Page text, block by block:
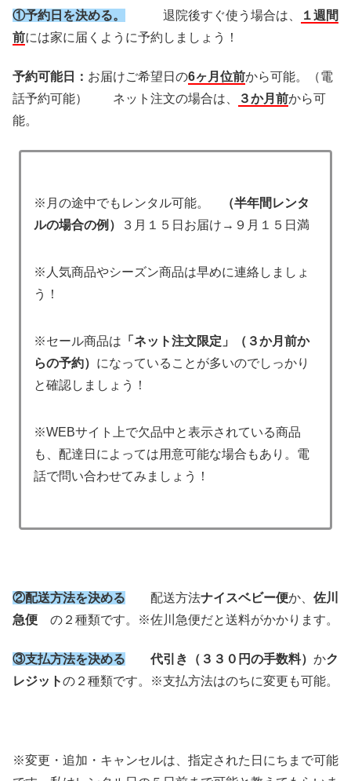
①予約日を決める。 退院後すぐ使う場合は、
１週間
前には家に届くように予約しましょう！
予約可能日： お届けご希望日の6ヶ月位前から可能。（電
話予約可能） ネット注文の場合は、
３か月前から可
能。
※月の途中でもレンタル可能。
（半年間レンタ
ルの場合の例 ） ３月１５日お届け→９月１５日満
※人気商品やシーズン商品は早めに連絡しましょ
う！
※セール商品は 「ネット注文限定」（３か月前か
らの予約） になっていることが多いのでしっかり
と確認しましょう！
※WEBサイト上で欠品中と表示されている商品
も、配達日によっては用意可能な場合もあり。電
話で問い合わせてみましょう！
②配送方法を決める 配送方法ナイスベビー便か、 佐川
急便 の２種類です。※佐川急便だと送料がかかります。
③支払方法を決める 代引き（３３０円の手数料） かク
レジットの２種類です。※支払方法はのちに変更も可能。
※変更・追加・キャンセルは、指定された日にちまで可能